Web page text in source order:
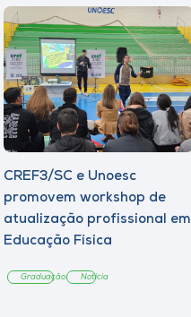
CREF3/SC e Unoesc
promovem workshop de
atualização profissional em
Educação Física
Graduação Notícia